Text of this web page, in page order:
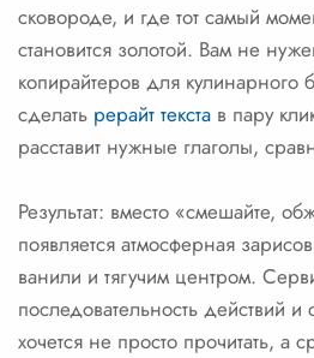
сковороде, и где тот самый
становится золотой. Вам не
копирайтеров для кулинарного
сделать рерайт текста в пару
расставит нужные глаголы,
Результат: вместо «смешайте,
появляется атмосферная
ванили и тягучим центром.
последовательность действий и
хочется не просто прочитать, а